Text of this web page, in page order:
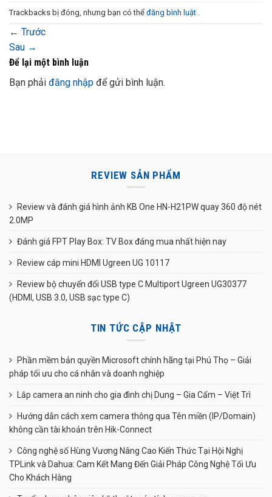
Trackbacks bị đóng, nhưng bạn có thể đăng bình luật
← Trước
Sau →
Để lại một bình luận
Bạn phải đăng nhập để gửi bình luận.
REVIEW SẢN PHẨM
Review và đánh giá hình ảnh KB One HN-H21PW quay 360 độ nét
2.0MP
Đánh giá FPT Play Box: TV Box đáng mua nhất hiện nay
Review cáp mini HDMI Ugreen UG 10117
Review bộ chuyển đổi USB type C Multiport Ugreen UG30377
(HDMI, USB 3.0, USB sạc type C)
TIN TỨC CẬP NHẬT
Phần mềm bản quyền Microsoft chính hãng tại Phú Thọ – Giải
pháp tối ưu cho cá nhân và doanh nghiệp
Lắp camera an ninh cho gia đình chị Dung – Gia Cẩm – Việt Trì
Hướng dẫn cách xem camera thông qua Tên miền (IP/Domain)
không cần tài khoản trên Hik-Connect
Công nghệ số Hùng Vương Nâng Cao Kiến Thức Tại Hội Nghị
TPLink và Dahua: Cam Kết Mang Đến Giải Pháp Công Nghệ Tối Ưu
Cho Khách Hàng